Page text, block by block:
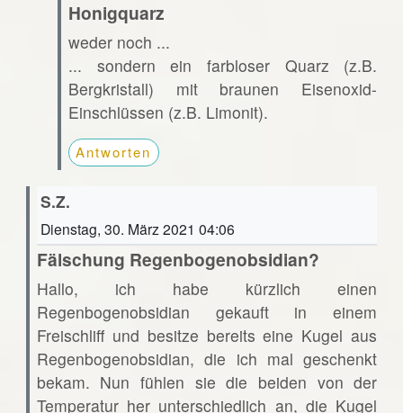
Honigquarz
weder noch ...
... sondern ein farbloser Quarz (z.B.
Bergkristall) mit braunen Eisenoxid-
Einschlüssen (z.B. Limonit).
Antworten
S.Z.
Dienstag, 30. März 2021 04:06
Fälschung Regenbogenobsidian?
Hallo, ich habe kürzlich einen
Regenbogenobsidian gekauft in einem
Freischliff und besitze bereits eine Kugel aus
Regenbogenobsidian, die ich mal geschenkt
bekam. Nun fühlen sie die beiden von der
Temperatur her unterschiedlich an, die Kugel